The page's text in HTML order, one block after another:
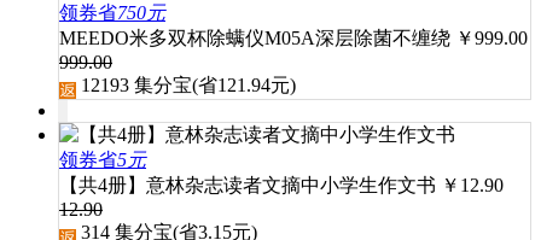
领券省750元
MEEDO米多双杯除螨仪M05A深层除菌不缠绕 ￥999.00
999.00
12193 集分宝(省121.94元)
领券省5元
【共4册】意林杂志读者文摘中小学生作文书 ￥ 12.90
12.90
314 集分宝(省3.15元)